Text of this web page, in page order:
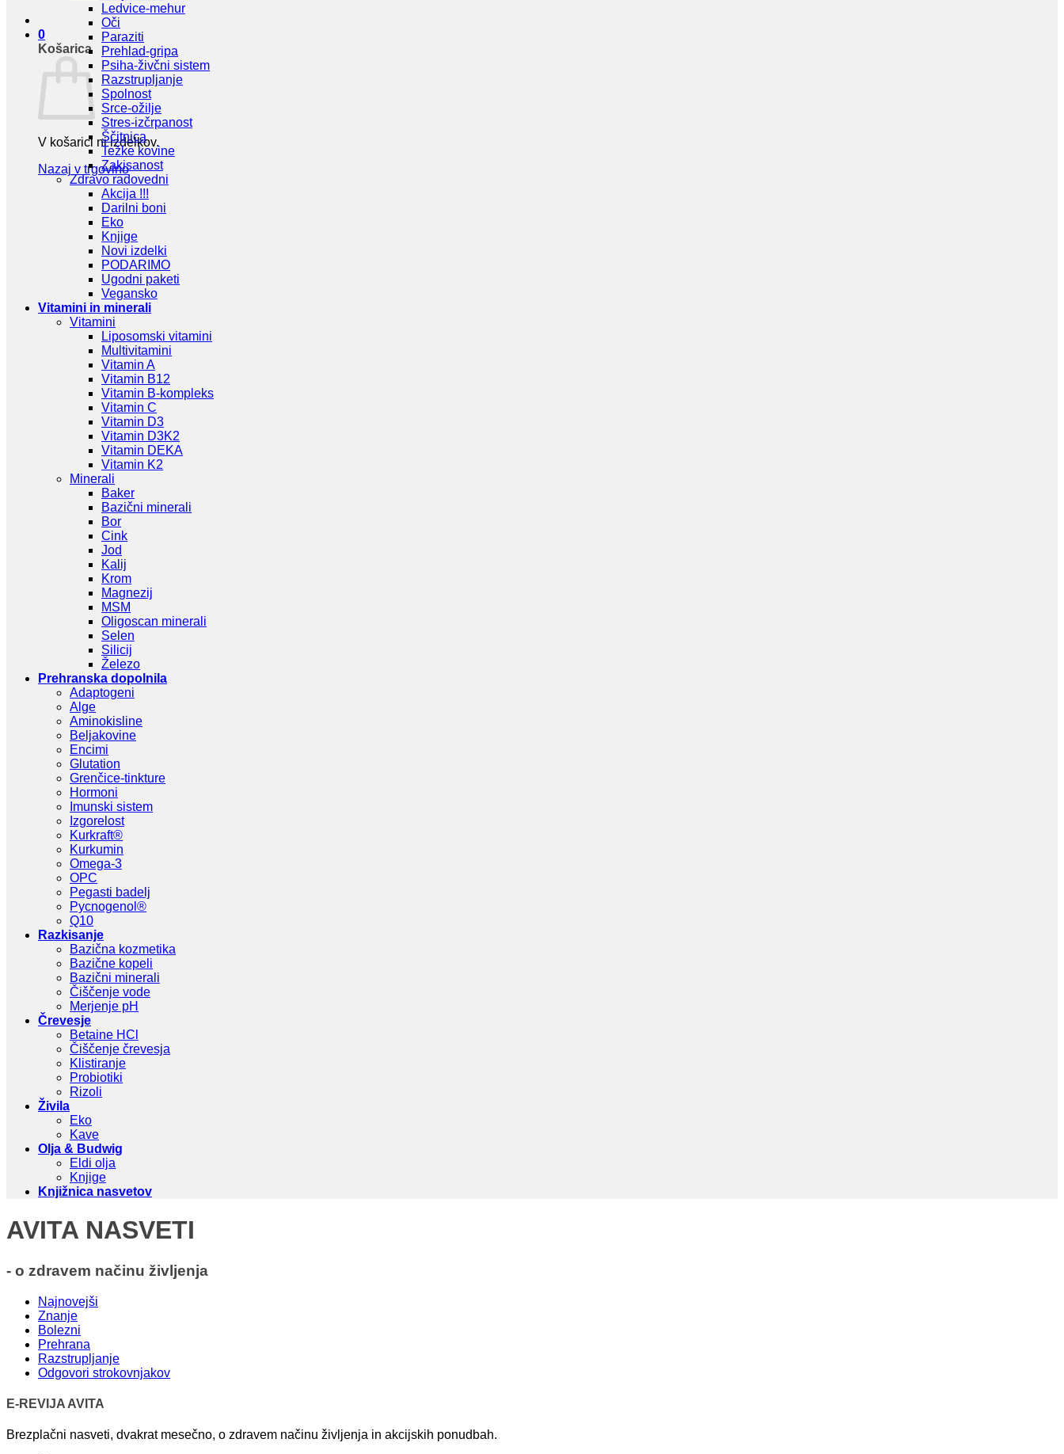
0
Košarica
V košarici ni izdelkov.
Nazaj v trgovino
Ledvice-mehur
Oči
Paraziti
Prehlad-gripa
Psiha-živčni sistem
Razstrupljanje
Spolnost
Srce-ožilje
Stres-izčrpanost
Ščitnica
Težke kovine
Zakisanost
Zdravo radovedni
Akcija !!!
Darilni boni
Eko
Knjige
Novi izdelki
PODARIMO
Ugodni paketi
Vegansko
Vitamini in minerali
Vitamini
Liposomski vitamini
Multivitamini
Vitamin A
Vitamin B12
Vitamin B-kompleks
Vitamin C
Vitamin D3
Vitamin D3K2
Vitamin DEKA
Vitamin K2
Minerali
Baker
Bazični minerali
Bor
Cink
Jod
Kalij
Krom
Magnezij
MSM
Oligoscan minerali
Selen
Silicij
Železo
Prehranska dopolnila
Adaptogeni
Alge
Aminokisline
Beljakovine
Encimi
Glutation
Grenčice-tinkture
Hormoni
Imunski sistem
Izgorelost
Kurkraft®
Kurkumin
Omega-3
OPC
Pegasti badelj
Pycnogenol®
Q10
Razkisanje
Bazična kozmetika
Bazične kopeli
Bazični minerali
Čiščenje vode
Merjenje pH
Črevesje
Betaine HCl
Čiščenje črevesja
Klistiranje
Probiotiki
Rizoli
Živila
Eko
Kave
Olja & Budwig
Eldi olja
Knjige
Knjižnica nasvetov
AVITA NASVETI
- o zdravem načinu življenja
Najnovejši
Znanje
Bolezni
Prehrana
Razstrupljanje
Odgovori strokovnjakov
E-REVIJA AVITA
Brezplačni nasveti, dvakrat mesečno, o zdravem načinu življenja in akcijskih ponudbah.